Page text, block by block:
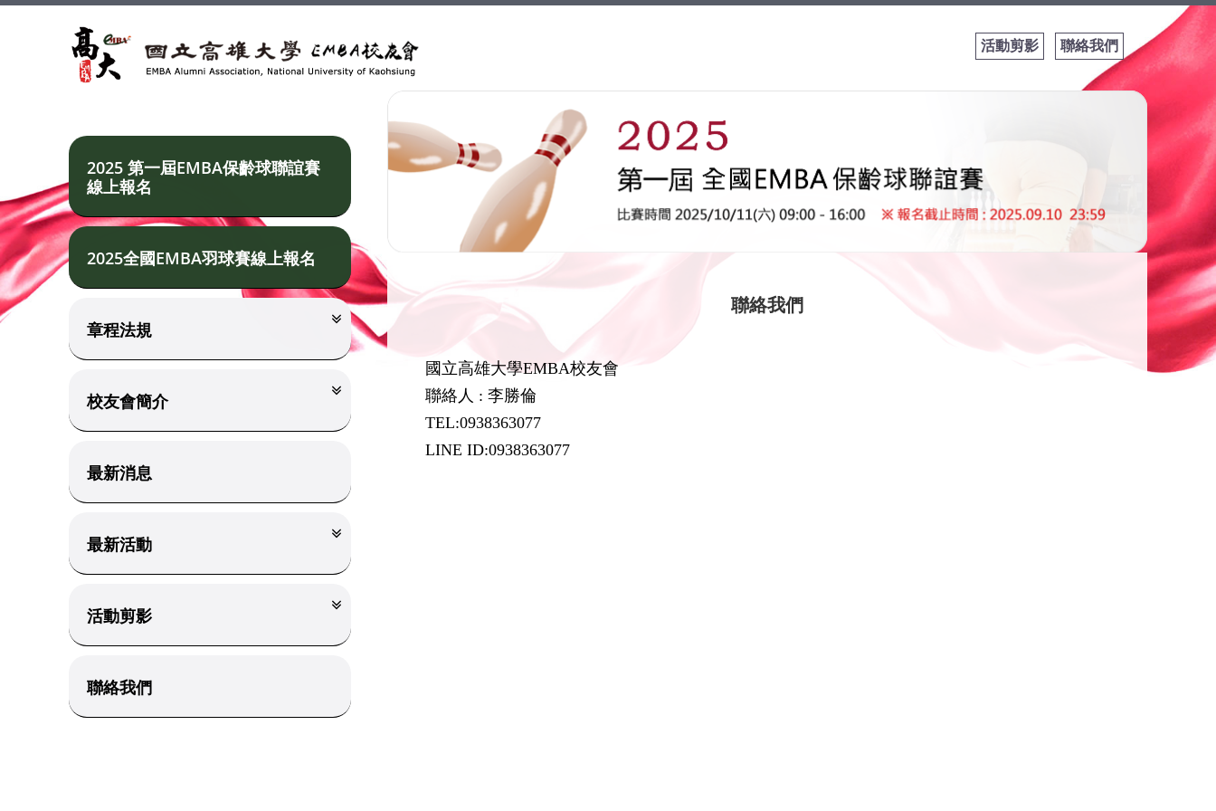
聯絡我們
活動剪影
2025 第一屆EMBA保齡球聯誼賽
線上報名
2025全國EMBA羽球賽線上報名
章程法規
校友會簡介
最新消息
最新活動
活動剪影
聯絡我們
詢問表單
聯絡我們
國立高雄大學EMBA校友會
聯絡人 : 李勝倫
TEL:0938363077
LINE ID:0938363077